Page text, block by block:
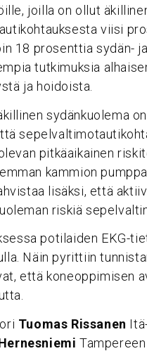
joilla on ollut
viisi
18 prosenttia sydän-
tutkimuksia
ja hoidoista.
sydänkuolema
pitkäaikainen
kammion
lisäksi, että
riskiä
potilaiden EKG-
Näin pyrittiin
että koneoppimisen
Tuomas Rissanen